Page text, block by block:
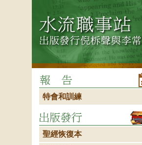
特會和訓練
聖經恢復本